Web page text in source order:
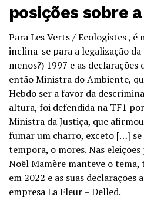
posições sobre
Para Les Verts / Ecologistes ,
inclina-se para a legalização
menos?) 1997 e as
então Ministra do Ambiente,
Hebdo ser a favor da
altura, foi defendida na TF1
Ministra da Justiça, que
fumar um charro, exceto […] se
tempora, o mores. Nas
Noël Mamère manteve o tema,
em 2022 e as suas declarações
empresa La Fleur – Delled.